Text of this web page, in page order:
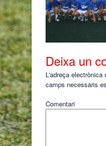
Deixa un
L'adreça electrònica
camps necessaris
Comentari